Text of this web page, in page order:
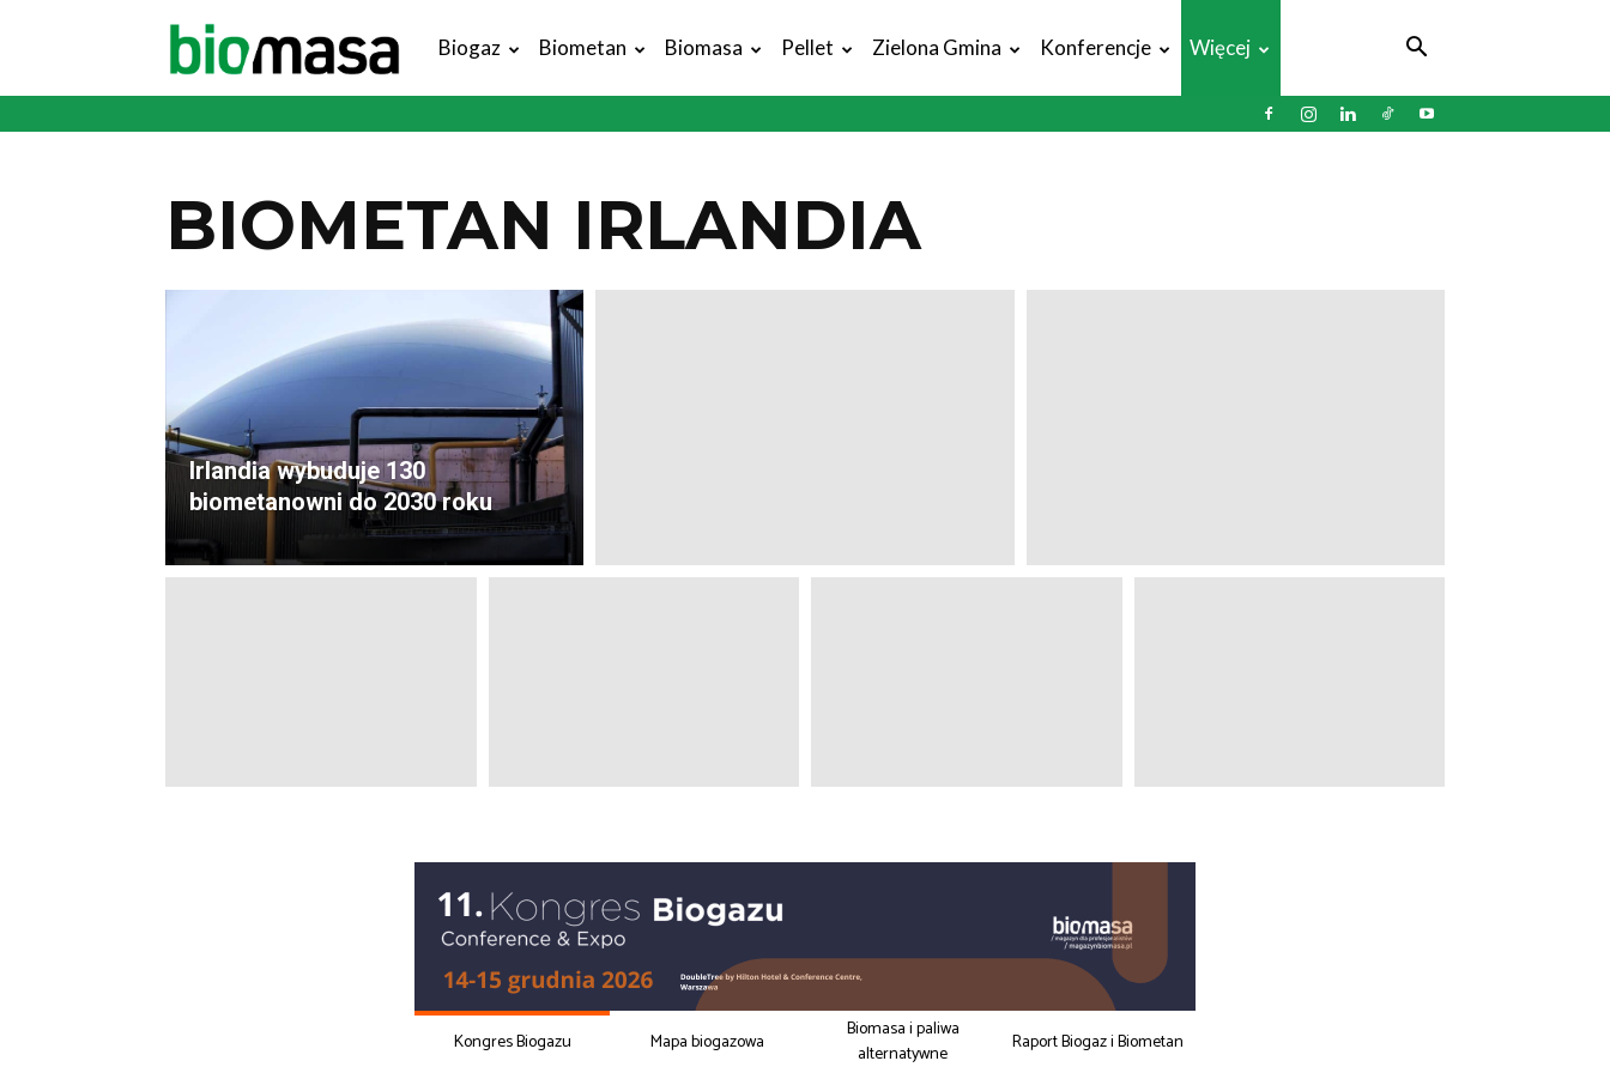
Magazyn
Biogaz Biometan Biomasa Pellet Zielona Gmina Konferencje Więcej
BIOMETAN IRLANDIA
Irlandia wybuduje 130
biometanowni do 2030 roku
Kongres Biogazu Mapa biogazowa
Biomasa i paliwa
alternatywne
Raport Biogaz i Biometan